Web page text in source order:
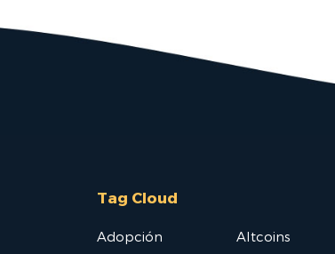
Tag Cloud
Adopción
Altcoins